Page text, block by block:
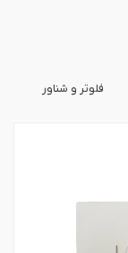
فلوتر و شناور